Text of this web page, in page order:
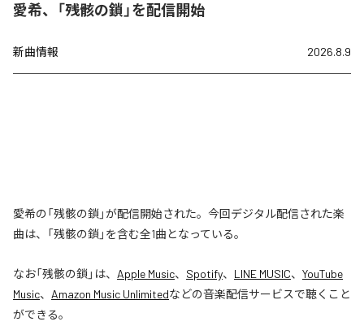
愛希、「残骸の鎖」を配信開始
新曲情報 2026.8.9
愛希の「残骸の鎖」が配信開始された。今回デジタル配信された楽
曲は、「残骸の鎖」を含む全1曲となっている。
なお「残骸の鎖 」は、 Apple Music、 Spotify、 LINE MUSIC、 YouTube
Music、 Amazon Music Unlimitedなどの音楽配信サービスで聴くこと
ができる。